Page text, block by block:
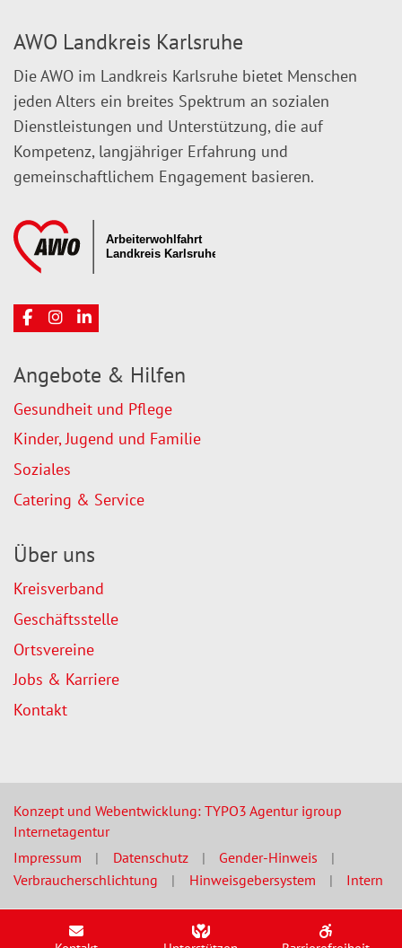
AWO Landkreis Karlsruhe
Die AWO im Landkreis Karlsruhe bietet Menschen
jeden Alters ein breites Spektrum an sozialen
Dienstleistungen und Unterstützung, die auf
Kompetenz, langjähriger Erfahrung und
gemeinschaftlichem Engagement basieren.
Angebote & Hilfen
Gesundheit und Pflege
Kinder, Jugend und Familie
Soziales
Catering & Service
Über uns
Kreisverband
Geschäftsstelle
Ortsvereine
Jobs & Karriere
Kontakt
Konzept und Webentwicklung: TYPO3 Agentur igroup
Internetagentur
Impressum
Datenschutz
Gender-Hinweis
Verbraucherschlichtung
Hinweisgebersystem Intern